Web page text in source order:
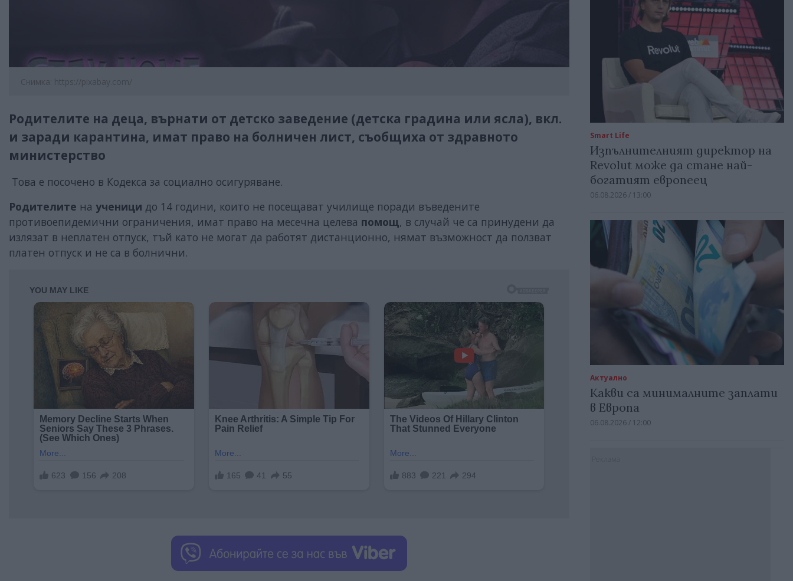
Снимка: https://pixabay.com/
Родителите на деца, върнати от детско заведение (детска градина или ясла), вкл.
и заради карантина, имат право на болничен лист, съобщиха от здравното
министерство
Това е посочено в Кодекса за социално осигуряване.
Родителите на ученици до 14 години, които не посещават училище поради въведените
противоепидемични ограничения, имат право на месечна целева помощ, в случай че са принудени да
излязат в неплатен отпуск, тъй като не могат да работят дистанционно, нямат възможност да ползват
платен отпуск и не са в болнични.
Smart Life
Изпълнителният директор на
Revolut може да стане най-
богатият европеец
06.08.2026 / 13:00
Актуално
Какви са минималните заплати
в Европа
06.08.2026 / 12:00